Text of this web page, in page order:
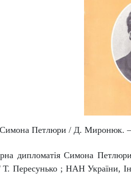
Петлюри / Д. Миронюк. –
дипломатія Симона
Пересунько ; НАН України,